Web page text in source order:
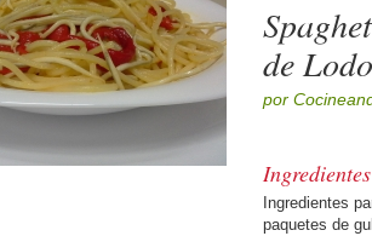
de
por
Ingredientes
Ingredientes
paquetes de